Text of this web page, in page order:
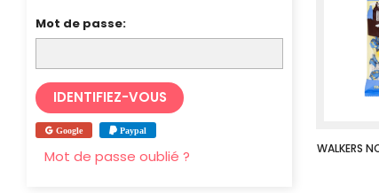
Mot de passe:
Google Paypal
Mot de passe oublié ? WALKERS